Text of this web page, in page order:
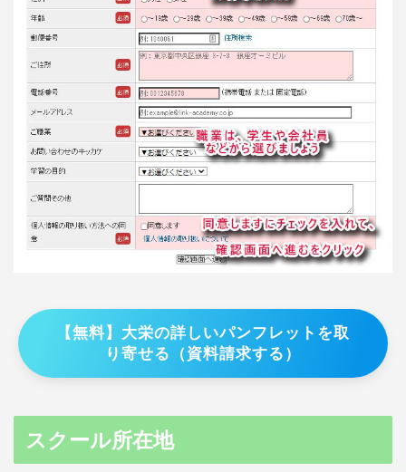
【無料】大栄の詳しいパンフレットを取
り寄せる（資料請求する）
スクール所在地